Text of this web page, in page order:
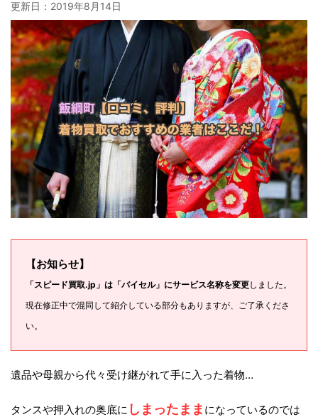
更新日： 2019年8月14日
【お知らせ】
「スピード買取.jp」は「バイセル」にサービス名称を変更しました。
現在修正中で混同して紹介している部分もありますが、ご了承くださ
い。
遺品や母親から代々受け継がれて手に入った着物…
タンスや押入れの奥底に しまったまま になっているのでは